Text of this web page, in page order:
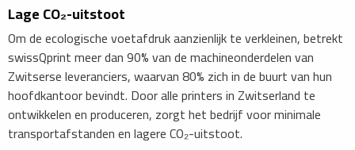
Lage CO₂-uitstoot
Om de ecologische voetafdruk aanzienlijk te verkleinen, betrekt
swissQprint meer dan 90% van de machineonderdelen van
Zwitserse leveranciers, waarvan 80% zich in de buurt van hun
hoofdkantoor bevindt. Door alle printers in Zwitserland te
ontwikkelen en produceren, zorgt het bedrijf voor minimale
transportafstanden en lagere CO₂-uitstoot.